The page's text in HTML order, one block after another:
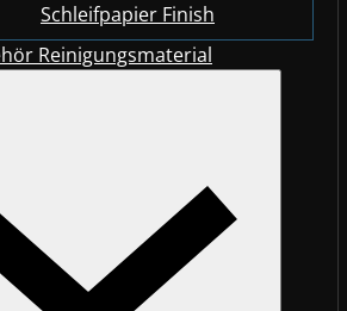
Schleifpapier Finish
Reinigungsmaterial